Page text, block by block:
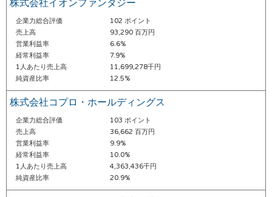
株式会社イオンファンタジー
企業力総合評価
102 ポイント
売上高
93,290 百万円
営業利益率
6.6%
経常利益率
7.9%
1人あたり売上高
11,699,278千円
純資産比率
12.5%
株式会社コプロ・ホールディングス
企業力総合評価
103 ポイント
売上高
36,662 百万円
営業利益率
9.9%
経常利益率
10.0%
1人あたり売上高
4,363,436千円
純資産比率
20.9%